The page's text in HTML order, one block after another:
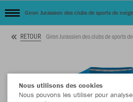
Giron Jurassien des clubs de sports de neige
RETOUR Giron Jurassien des clubs de sports
Nous utilisons des cookies
Nous pouvons les utiliser pour